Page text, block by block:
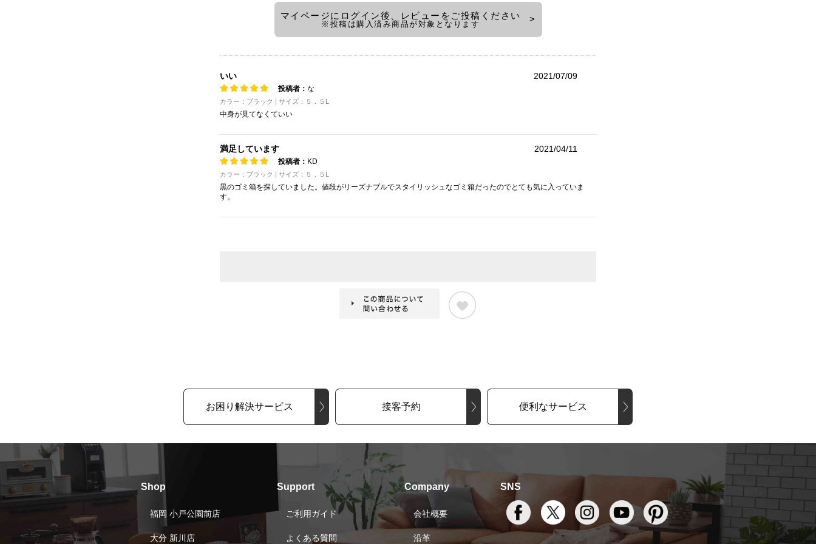
マイページにログイン後、レビューをご投稿ください
※投稿は購入済み商品が対象となります
いい 2021/07/09
投稿者： な
カラー：ブラック | サイズ：５．５L
中身が見てなくていい
満足しています 2021/04/11
投稿者： KD
カラー：ブラック | サイズ：５．５L
黒のゴミ箱を探していました。値段がリーズナブルでスタイリッシュなゴミ箱だったのでとても気に入っていま
す。
お困り解決サービス 接客予約 便利なサービス
Shop
福岡 小戸公園前店
大分 新川店
Support
ご利用ガイド
よくある質問
Company
会社概要
沿革
SNS